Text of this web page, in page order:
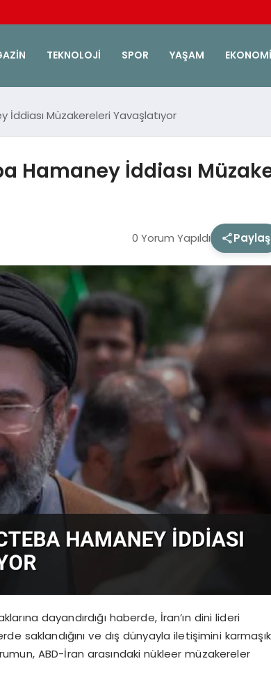
TEKNOLOJI SPOR YAŞAM EKONOMI
Müzakereleri Yavaşlatıyor
Hamaney İddiası
0 Yorum Yapıldı Paylaş
dayandırdığı haberde, İran’ın dini lideri
saklandığını ve dış dünyayla iletişimini karmaşık
ABD-İran arasındaki nükleer müzakereler